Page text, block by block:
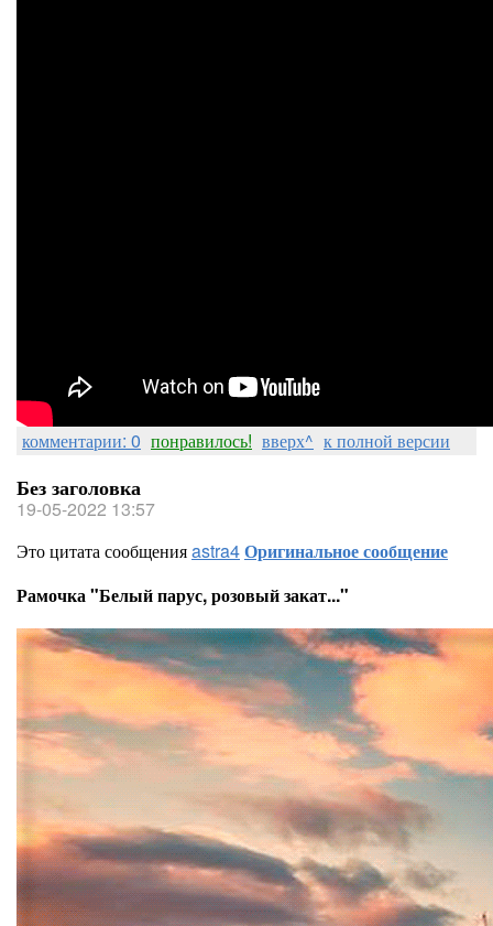
комментарии: 0 понравилось! вверх^ к полной версии
Без заголовка
19-05-2022 13:57
Это цитата сообщенияastra4Оригинальное сообщение
Рамочка "Белый парус, розовый закат..."